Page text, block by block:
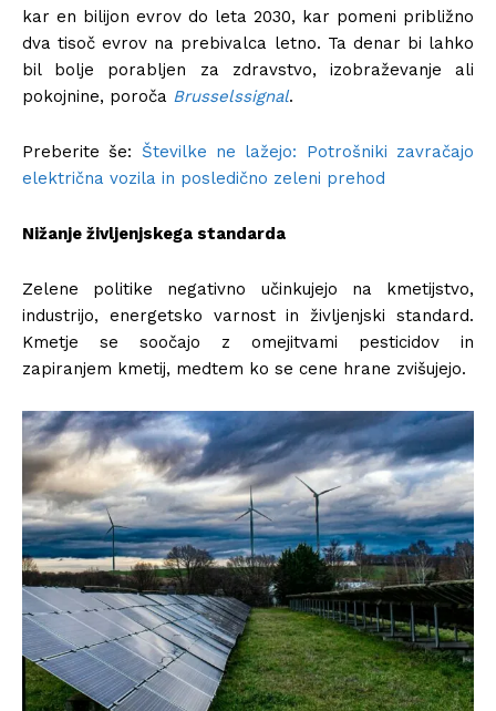
kar en bilijon evrov do leta 2030, kar pomeni približno
dva tisoč evrov na prebivalca letno. Ta denar bi lahko
bil bolje porabljen za zdravstvo, izobraževanje ali
pokojnine, poroča Brusselssignal.
Preberite še: Številke ne lažejo: Potrošniki zavračajo
električna vozila in posledično zeleni prehod
Nižanje življenjskega standarda
Zelene politike negativno učinkujejo na kmetijstvo,
industrijo, energetsko varnost in življenjski standard.
Kmetje se soočajo z omejitvami pesticidov in
zapiranjem kmetij, medtem ko se cene hrane zvišujejo.